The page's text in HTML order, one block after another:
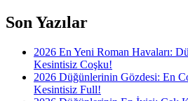
Son Yazılar
2026 En Yeni Roman Havaları:
Kesintisiz Coşku!
2026 Düğünlerinin Gözdesi: En
Kesintisiz Full!